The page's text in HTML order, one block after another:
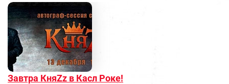
Завтра КняZz в Касл Роке!